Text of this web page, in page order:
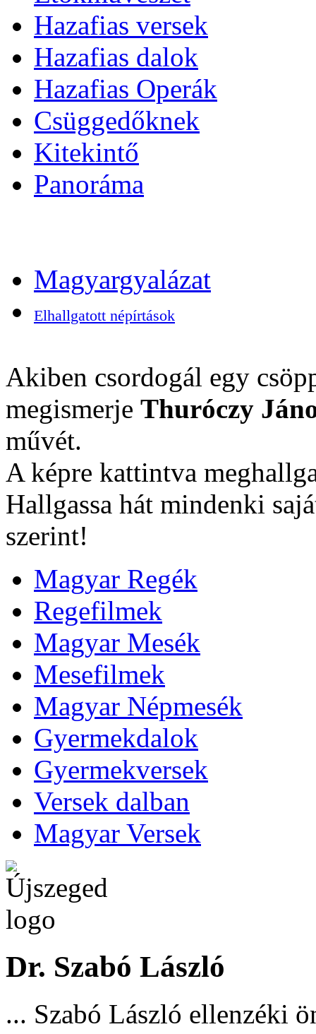
Hazafias versek
Hazafias dalok
Hazafias Operák
Csüggedőknek
Kitekintő
Panoráma
Magyargyalázat
Elhallgatott népírtások
Akiben csordogál egy
megismerje Thuróczy
művét.
A képre kattintva
Hallgassa hát mindenki
szerint!
Magyar Regék
Regefilmek
Magyar Mesék
Mesefilmek
Magyar Népmesék
Gyermekdalok
Gyermekversek
Versek dalban
Magyar Versek
Dr. Szabó László
... Szabó László ellenzéki